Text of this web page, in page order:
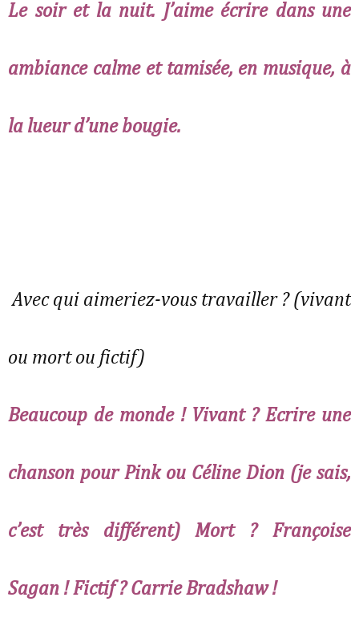
Le soir et la nuit. J’aime écrire dans une
ambiance calme et tamisée, en musique, à
la lueur d’une bougie.
Avec qui aimeriez-vous travailler ? (vivant
ou mort ou fictif)
Beaucoup de monde ! Vivant ? Ecrire une
chanson pour Pink ou Céline Dion (je sais,
c’est très différent) Mort ? Françoise
Sagan ! Fictif ? Carrie Bradshaw !